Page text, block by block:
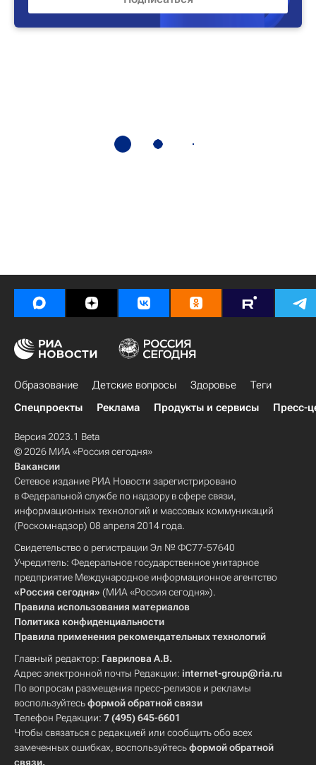
Образование Детские вопросы Здоровье
Теги
Спецпроекты
Реклама Продукты и сервисы Пресс-
Версия 2023.1 Beta
© 2026 МИА «Россия сегодня»
Вакансии
Сетевое издание РИА Новости зарегистрировано
в Федеральной службе по надзору в сфере связи,
информационных технологий и массовых коммуникаций
(Роскомнадзор) 08 апреля 2014 года.
Свидетельство о регистрации Эл № ФС77-57640
Учредитель: Федеральное государственное унитарное
предприятие Международное информационное агентство
«Россия сегодня» (МИА «Россия сегодня»).
Правила использования материалов
Политика конфиденциальности
Правила применения рекомендательных технологий
Главный редактор: Гаврилова А.В.
Адрес электронной почты Редакции: internet-group@ria.ru
По вопросам размещения пресс-релизов и рекламы
воспользуйтесьформой обратной связи
Телефон Редакции: 7 (495) 645-6601
Чтобы связаться с редакцией или сообщить обо всех
замеченных ошибках, воспользуйтесьформой обратной
связи.